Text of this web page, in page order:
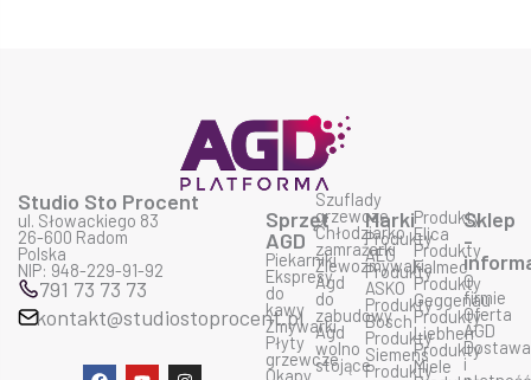
Studio Sto Procent
ul. Słowackiego 83
26-600 Radom
Polska
NIP: 948-229-91-92
791 73 73 73
kontakt@studiostoprocent.pl
F
Y
I
Sprzęt
AGD
Piekarniki
Ekspresy
do
kawy
Zmywarki
Płyty
grzewcze
Okapy
Szuflady
grzewcze
Chłodziarko
zamrażarki
Zlewozmywaki
Agd
do
zabudowy
Agd
wolno
stojące
Marki
Produkty
AEG
Produkty
ASKO
Produkty
Bosch
Produkty
Siemens
Produkty
Produkty
Elica
Produkty
Falmec
Produkty
Geggenau
Produkty
Liebherr
Produkty
Miele
Sklep
-
O
firmie
Oferta
AGD
Dostawa
i